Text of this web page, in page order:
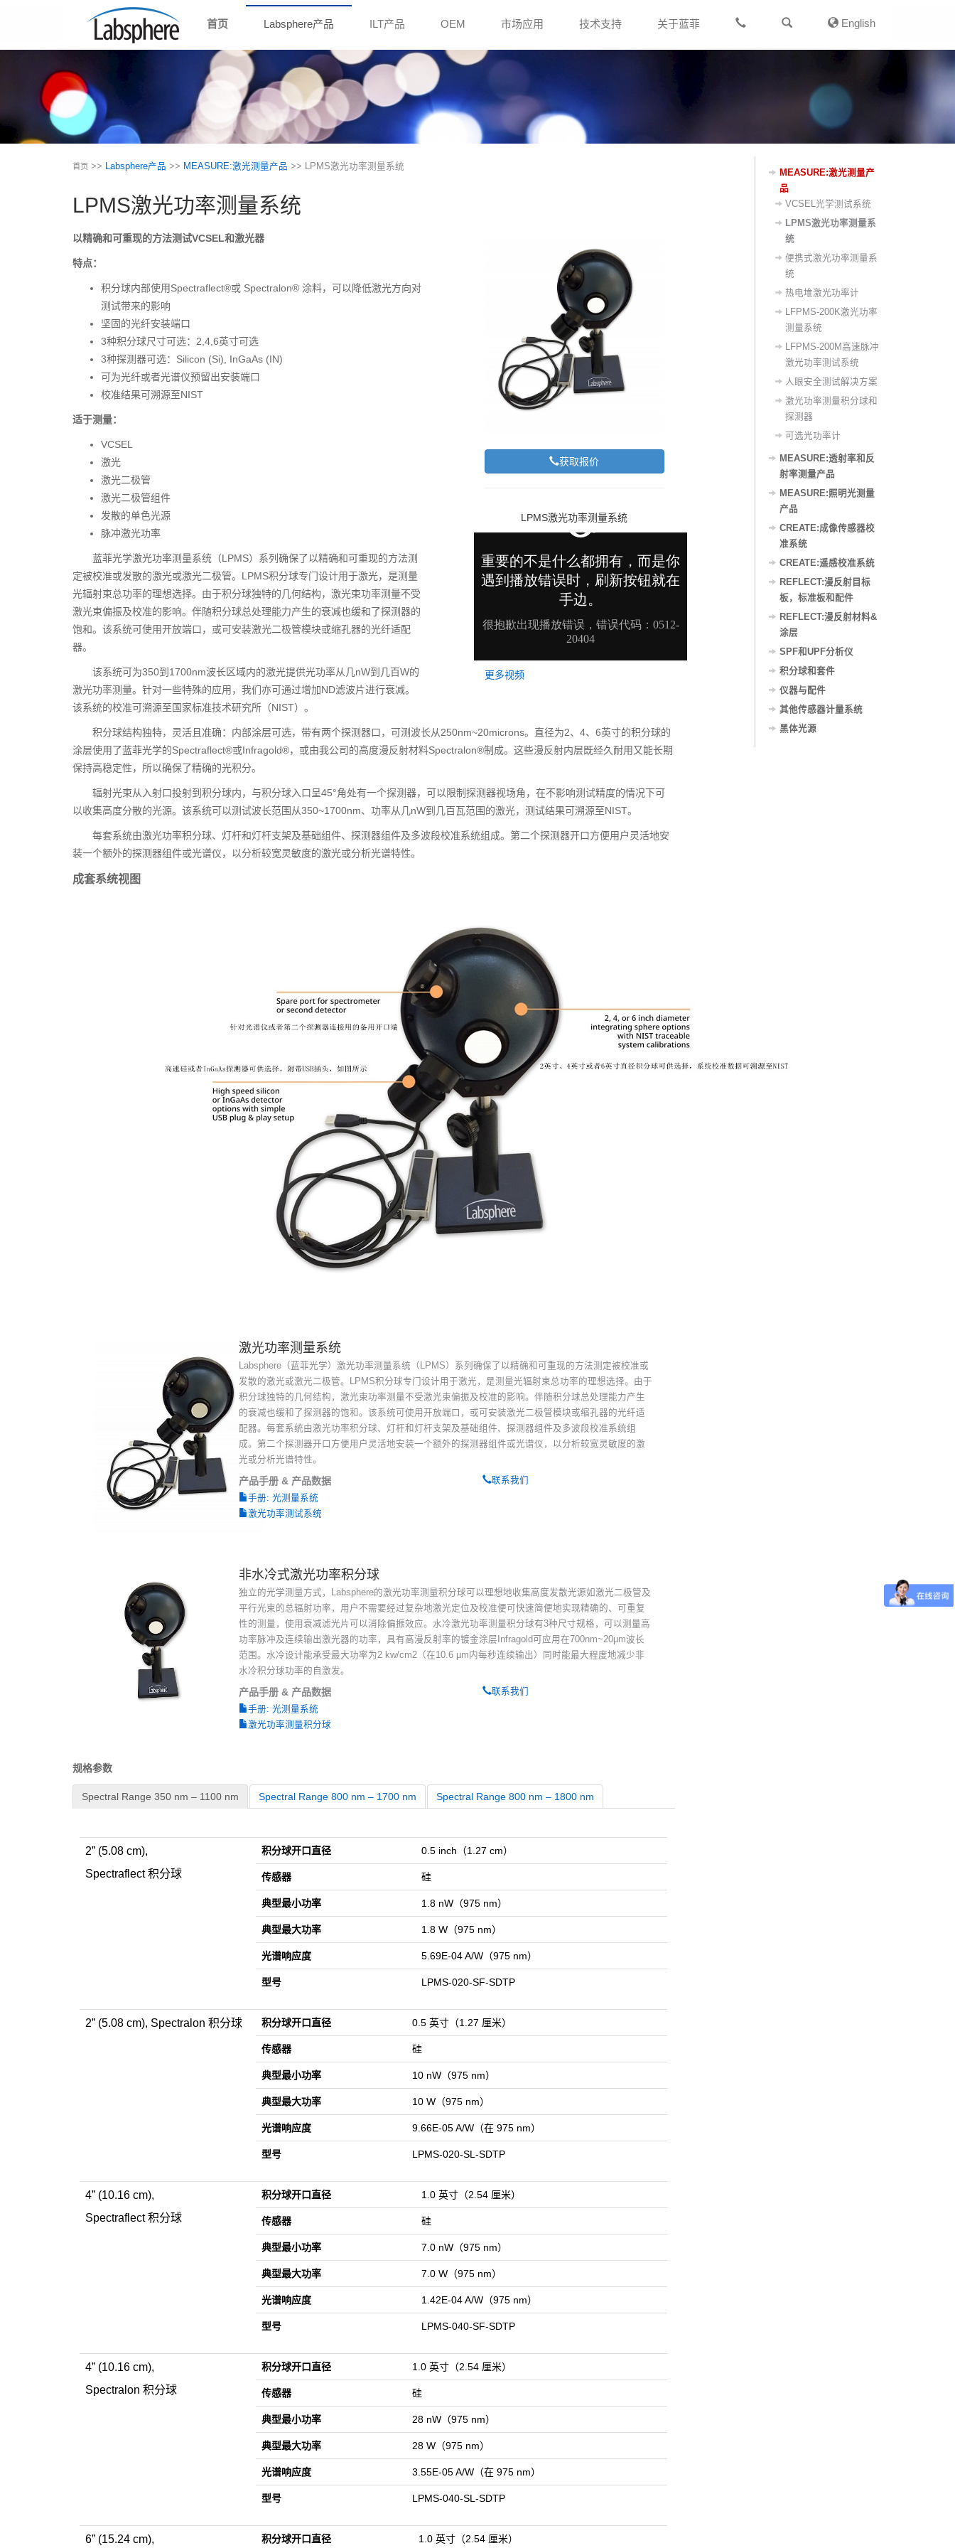
首页 Labsphere产品 ILT产品 OEM 市场应用 技术支持 关于蓝菲 English
首页 >> Labsphere产品 >> MEASURE:激光测量产品 >> LPMS激光功率测量系统
LPMS激光功率测量系统
获取报价
LPMS激光功率测量系统
更多视频
以精确和可重现的方法测试VCSEL和激光器
特点：
积分球内部使用Spectraflect®或 Spectralon® 涂料，可以降低激光方向对
测试带来的影响
坚固的光纤安装端口
3种积分球尺寸可选：2,4,6英寸可选
3种探测器可选：Silicon (Si), InGaAs (IN)
可为光纤或者光谱仪预留出安装端口
校准结果可溯源至NIST
适于测量：
VCSEL
激光
激光二极管
激光二极管组件
发散的单色光源
脉冲激光功率
蓝菲光学激光功率测量系统（LPMS）系列确保了以精确和可重现的方法测
定被校准或发散的激光或激光二极管。LPMS积分球专门设计用于激光，是测量
光辐射束总功率的理想选择。由于积分球独特的几何结构，激光束功率测量不受
激光束偏振及校准的影响。伴随积分球总处理能力产生的衰减也缓和了探测器的
饱和。该系统可使用开放端口，或可安装激光二极管模块或缩孔器的光纤适配
器。
该系统可为350到1700nm波长区域内的激光提供光功率从几nW到几百W的
激光功率测量。针对一些特殊的应用，我们亦可通过增加ND滤波片进行衰减。
该系统的校准可溯源至国家标准技术研究所（NIST）。
积分球结构独特，灵活且准确：内部涂层可选，带有两个探测器口，可测波长从250nm~20microns。直径为2、4、6英寸的积分球的
涂层使用了蓝菲光学的Spectraflect®或Infragold®，或由我公司的高度漫反射材料Spectralon®制成。这些漫反射内层既经久耐用又能长期
保持高稳定性，所以确保了精确的光积分。
辐射光束从入射口投射到积分球内，与积分球入口呈45°角处有一个探测器，可以限制探测器视场角，在不影响测试精度的情况下可
以收集高度分散的光源。该系统可以测试波长范围从350~1700nm、功率从几nW到几百瓦范围的激光，测试结果可溯源至NIST。
每套系统由激光功率积分球、灯杆和灯杆支架及基础组件、探测器组件及多波段校准系统组成。第二个探测器开口方便用户灵活地安
装一个额外的探测器组件或光谱仪，以分析较宽灵敏度的激光或分析光谱特性。
成套系统视图
激光功率测量系统
Labsphere（蓝菲光学）激光功率测量系统（LPMS）系列确保了以精确和可重现的方法测定被校准或
发散的激光或激光二极管。LPMS积分球专门设计用于激光，是测量光辐射束总功率的理想选择。由于
积分球独特的几何结构，激光束功率测量不受激光束偏振及校准的影响。伴随积分球总处理能力产生
的衰减也缓和了探测器的饱和。该系统可使用开放端口，或可安装激光二极管模块或缩孔器的光纤适
配器。每套系统由激光功率积分球、灯杆和灯杆支架及基础组件、探测器组件及多波段校准系统组
成。第二个探测器开口方便用户灵活地安装一个额外的探测器组件或光谱仪，以分析较宽灵敏度的激
光或分析光谱特性。
产品手册 & 产品数据
手册: 光测量系统
激光功率测试系统
联系我们
非水冷式激光功率积分球
独立的光学测量方式，Labsphere的激光功率测量积分球可以理想地收集高度发散光源如激光二极管及
平行光束的总辐射功率，用户不需要经过复杂地激光定位及校准便可快速简便地实现精确的、可重复
性的测量，使用衰减滤光片可以消除偏振效应。水冷激光功率测量积分球有3种尺寸规格，可以测量高
功率脉冲及连续输出激光器的功率，具有高漫反射率的镀金涂层Infragold可应用在700nm~20μm波长
范围。水冷设计能承受最大功率为2 kw/cm2（在10.6 µm内每秒连续输出）同时能最大程度地减少非
水冷积分球功率的自激发。
产品手册 & 产品数据
手册: 光测量系统
激光功率测量积分球
联系我们
规格参数
Spectral Range 350 nm – 1100 nm Spectral Range 800 nm – 1700 nm Spectral Range 800 nm – 1800 nm
2” (5.08 cm),
Spectraflect 积分球
积分球开口直径 0.5 inch（1.27 cm）
传感器 硅
典型最小功率 1.8 nW（975 nm）
典型最大功率 1.8 W（975 nm）
光谱响应度 5.69E-04 A/W（975 nm）
型号 LPMS-020-SF-SDTP
2” (5.08 cm), Spectralon 积分球 积分球开口直径 0.5 英寸（1.27 厘米）
传感器 硅
典型最小功率 10 nW（975 nm）
典型最大功率 10 W（975 nm）
光谱响应度 9.66E-05 A/W（在 975 nm）
型号 LPMS-020-SL-SDTP
4” (10.16 cm),
Spectraflect 积分球
积分球开口直径 1.0 英寸（2.54 厘米）
传感器 硅
典型最小功率 7.0 nW（975 nm）
典型最大功率 7.0 W（975 nm）
光谱响应度 1.42E-04 A/W（975 nm）
型号 LPMS-040-SF-SDTP
4” (10.16 cm),
Spectralon 积分球
积分球开口直径 1.0 英寸（2.54 厘米）
传感器 硅
典型最小功率 28 nW（975 nm）
典型最大功率 28 W（975 nm）
光谱响应度 3.55E-05 A/W（在 975 nm）
型号 LPMS-040-SL-SDTP
6” (15.24 cm), 积分球开口直径 1.0 英寸（2.54 厘米）
MEASURE:激光测量产
品
VCSEL光学测试系统
LPMS激光功率测量系
统
便携式激光功率测量系
统
热电堆激光功率计
LFPMS-200K激光功率
测量系统
LFPMS-200M高速脉冲
激光功率测试系统
人眼安全测试解决方案
激光功率测量积分球和
探测器
可选光功率计
MEASURE:透射率和反
射率测量产品
MEASURE:照明光测量
产品
CREATE:成像传感器校
准系统
CREATE:遥感校准系统
REFLECT:漫反射目标
板，标准板和配件
REFLECT:漫反射材料&
涂层
SPF和UPF分析仪
积分球和套件
仪器与配件
其他传感器计量系统
黑体光源